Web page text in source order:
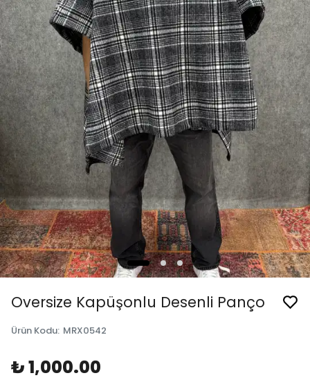
Oversize Kapüşonlu Desenli Panço
Ürün Kodu: MRX0542
₺ 1,000.00